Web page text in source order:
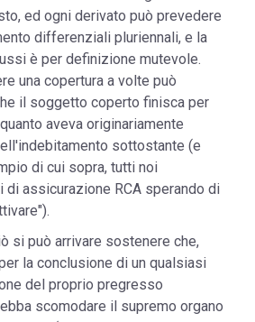
ed ogni derivato può prevedere
differenziali pluriennali, e la
è per definizione mutevole.
una copertura a volte può
il soggetto coperto finisca per
aveva originariamente
sottostante (e
di cui sopra, tutti noi
di assicurazione RCA sperando di
si può arrivare sostenere che,
la conclusione di un qualsiasi
del proprio pregresso
scomodare il supremo organo